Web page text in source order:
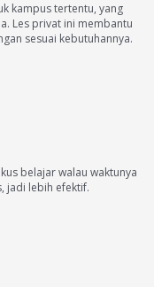
kampus tertentu, yang
Les privat ini membantu
sesuai kebutuhannya.
belajar walau waktunya
jadi lebih efektif.